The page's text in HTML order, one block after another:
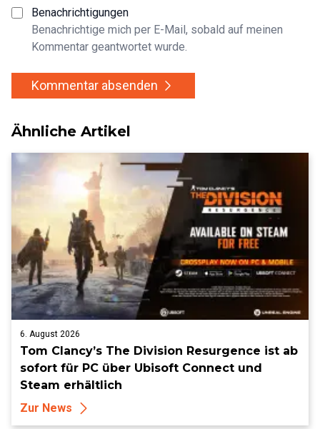
Benachrichtigungen
Benachrichtige mich per E-Mail, sobald auf meinen
Kommentar geantwortet wurde.
Kommentar absenden
Ähnliche Artikel
6. August 2026
Tom Clancy’s The Division Resurgence ist ab
sofort für PC über Ubisoft Connect und
Steam erhältlich
Zur News